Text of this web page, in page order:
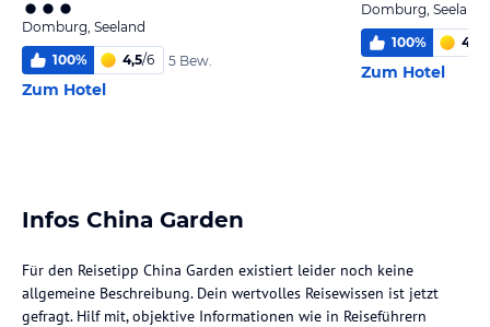
Domburg, Seeland
100% 4,5/6 5 Bew.
Zum Hotel
Domburg, Seeland
100% 4,8
Zum Hotel
Infos China Garden
Für den Reisetipp China Garden existiert leider noch keine
allgemeine Beschreibung. Dein wertvolles Reisewissen ist jetzt
gefragt. Hilf mit, objektive Informationen wie in Reiseführern